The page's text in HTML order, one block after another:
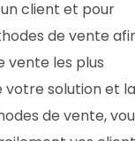
client et pour
de vente
vente les plus
votre solution et la
de vente,